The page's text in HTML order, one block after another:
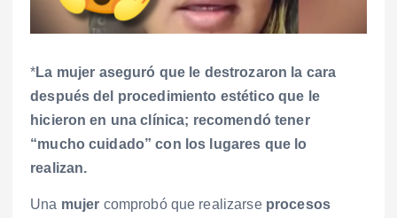
*La mujer aseguró que le destrozaron la cara
después del procedimiento estético que le
hicieron en una clínica; recomendó tener
“mucho cuidado” con los lugares que lo
realizan.
Una mujer comprobó que realizarse procesos